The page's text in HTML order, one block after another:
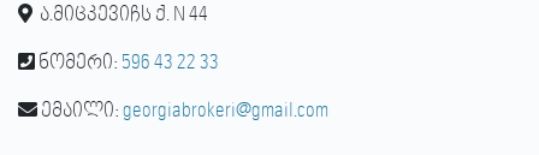
ა.მიცკევიჩს ქ. N 44
ნომერი: 596 43 22 33
ემაილი: georgiabrokeri@gmail.com